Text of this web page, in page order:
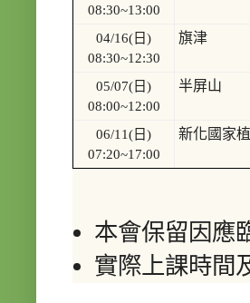
08:30~13:00
04/16(日)
08:30~12:30
旗津
05/07(日)
08:00~12:00
半屏山
06/11(日)
07:20~17:00
新化國家
本會保留因應
實際上課時間